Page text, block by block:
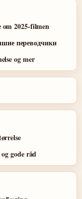
2025-filmen
переводчики
og mer
gode råd